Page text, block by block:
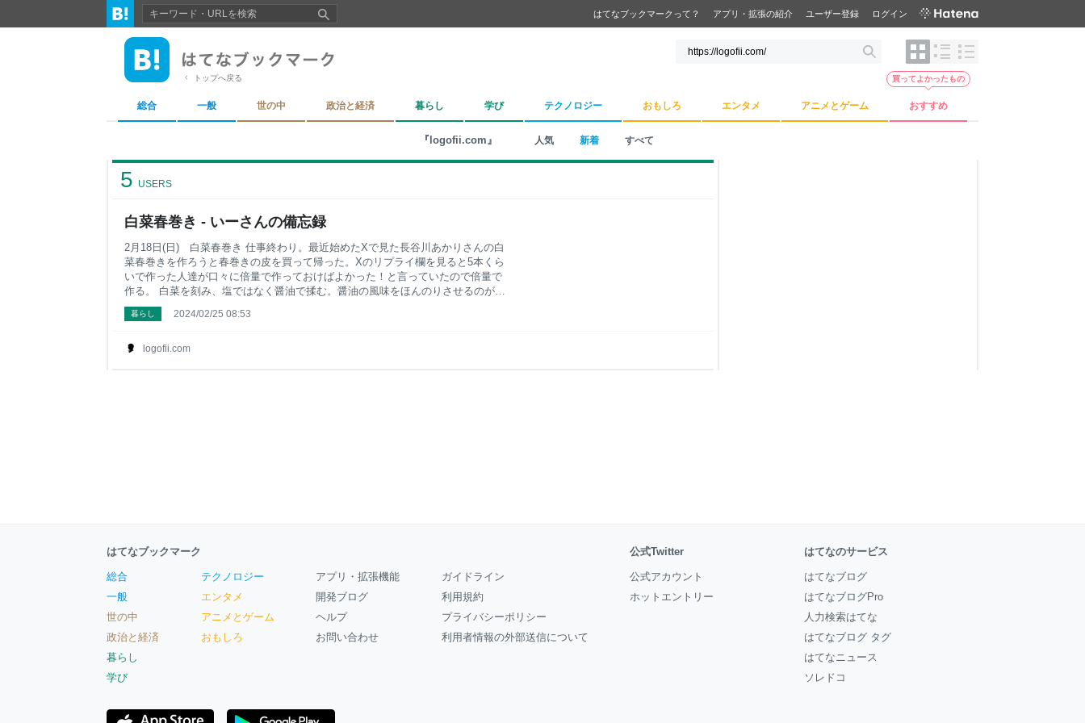
はてなブックマークって？ アプリ・拡張の紹介 ユーザー登録 ログイン
トップへ戻る
総合 一般 世の中 政治と経済 暮らし 学び テクノロジー おもしろ エンタメ アニメとゲーム おすすめ
買ってよかったもの
『logofii.com』 人気 新着 すべて
白菜春巻き - いーさんの備忘録
5 USERS
logofii.com
2月18日(日) 白菜春巻き 仕事終わり。最近始めたXで見た長谷川あかりさんの白
菜春巻きを作ろうと春巻きの皮を買って帰った。Xのリプライ欄を見ると5本くら
いで作った人達が口々に倍量で作っておけばよかった！と言っていたので倍量で
作る。 白菜を刻み、塩ではなく醤油で揉む。醤油の風味をほんのりさせるのがポ
イントなのだそう。生姜は倍量なので2かけ。1かけの量が良く分からなかったの
だが、適当に切ろうとしたら、多いよ！と妻に言われた。妻は生姜が好きなので
け分位切ろうとした。あとは薄切り肉の上に具をのせ、皮で包み、揚げ焼きにす
暮らし 2024/02/25 08:53
はてなブックマーク
総合
一般
世の中
政治と経済
暮らし
学び
テクノロジー
エンタメ
アニメとゲーム
おもしろ
アプリ・拡張機能
開発ブログ
ヘルプ
お問い合わせ
ガイドライン
利用規約
プライバシーポリシー
利用者情報の外部送信について
公式Twitter
公式アカウント
ホットエントリー
はてなのサービス
はてなブログ
はてなブログPro
人力検索はてな
はてなブログ タグ
はてなニュース
ソレドコ